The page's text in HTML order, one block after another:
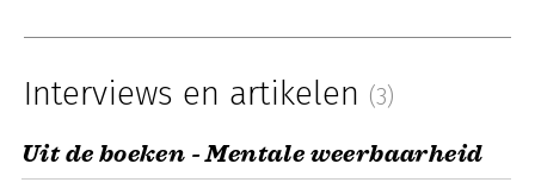
Interviews en artikelen (3)
Uit de boeken - Mentale weerbaarheid